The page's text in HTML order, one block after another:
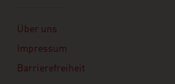
Über uns
Impressum
Barrierefreiheit